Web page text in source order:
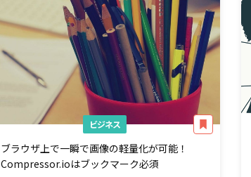
ビジネス
ブラウザ上で一瞬で画像の軽量化が可能！
Compressor.ioはブックマーク必須